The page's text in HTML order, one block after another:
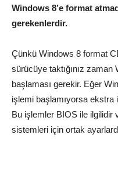
Windows 8’e format
gerekenlerdir.
Çünkü Windows 8 format
sürücüye taktığınız
başlaması gerekir. Eğer
işlemi başlamıyorsa ekstra
Bu işlemler BIOS ile ilgilidir
sistemleri için ortak